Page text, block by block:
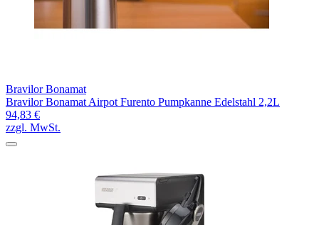
Bravilor Bonamat
Bravilor Bonamat Airpot Furento Pumpkanne Edelstahl 2,2L
94,83 €
zzgl. MwSt.